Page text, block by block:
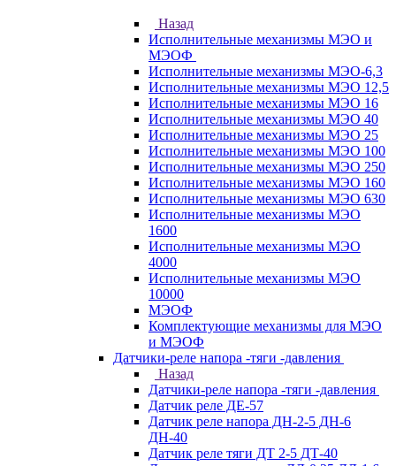
Назад
Исполнительные механизмы МЭО и
МЭОФ
Исполнительные механизмы МЭО-6,3
Исполнительные механизмы МЭО 12,5
Исполнительные механизмы МЭО 16
Исполнительные механизмы МЭО 40
Исполнительные механизмы МЭО 25
Исполнительные механизмы МЭО 100
Исполнительные механизмы МЭО 250
Исполнительные механизмы МЭО 160
Исполнительные механизмы МЭО 630
Исполнительные механизмы МЭО
1600
Исполнительные механизмы МЭО
4000
Исполнительные механизмы МЭО
10000
МЭОФ
Комплектующие механизмы для МЭО
и МЭОФ
Датчики-реле напора -тяги -давления
Назад
Датчики-реле напора -тяги -давления
Датчик реле ДЕ-57
Датчик реле напора ДН-2-5 ДН-6
ДН-40
Датчик реле тяги ДТ 2-5 ДТ-40